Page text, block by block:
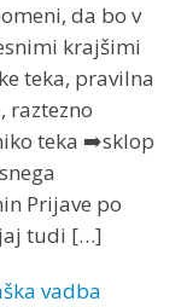
da bo v
krajšimi
teka, pravilna
raztezno
teka ➡️sklop
Prijave po
tudi […]
vadba